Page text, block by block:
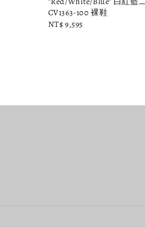
CV1363-100 裸鞋
Regular
NT$ 9,595